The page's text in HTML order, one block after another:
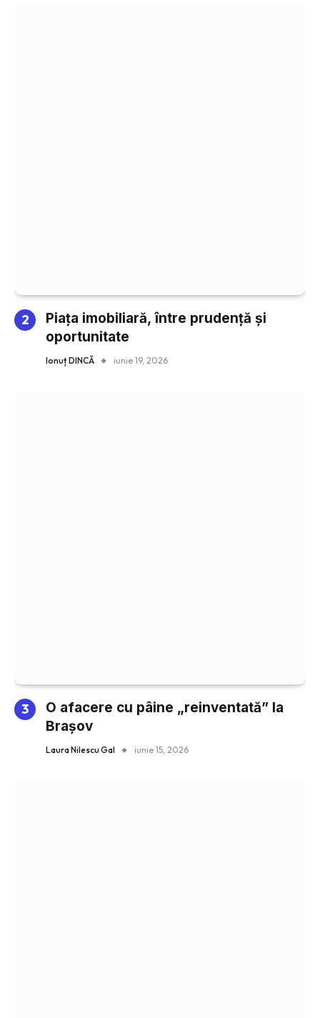
Piața imobiliară, între prudență și
oportunitate
Ionuț DINCĂ iunie 19, 2026
O afacere cu pâine „reinventată” la
Brașov
Laura Nilescu Gal iunie 15, 2026